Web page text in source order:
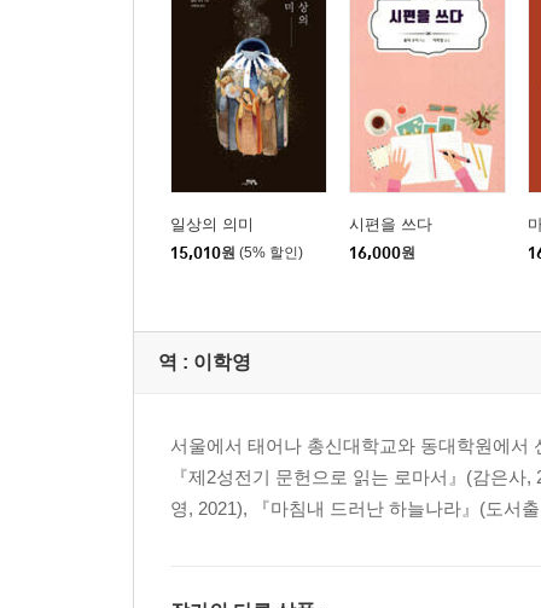
일상의 의미
15,010원 (5% 할인)
시편을 쓰다
16,000원
역 : 이학영
서울에서 태어나 총신대학교와 동대학원에
『제2성전기 문헌으로 읽는 로마서』(감은
영, 2021), 『마침내 드러난 하늘나라』(도서